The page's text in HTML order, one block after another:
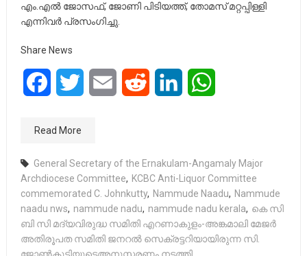
എം.എൽ ജോസഫ്, ജോണി പിടിയത്ത്, തോമസ് മറ്റപ്പിള്ളി
എന്നിവർ പ്രസംഗിച്ചു.
Share News
FacebookTwitter Email Reddit LinkedIn
Read More
General Secretary of the Ernakulam-Angamaly Major
Archdiocese Committee, KCBC Anti-Liquor Committee
commemorated C. Johnkutty, Nammude Naadu, Nammude
naadu nws, nammude nadu, nammude nadu kerala, കെ സി
ബി സി മദ്യവിരുദ്ധ സമിതി എറണാകുളം-അങ്കമാലി മേജർ
അതിരൂപത സമിതി ജനറൽ സെക്രട്ടറിയായിരുന്ന സി.